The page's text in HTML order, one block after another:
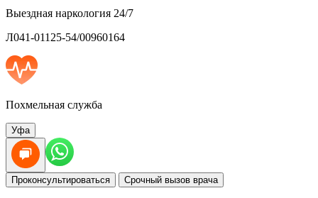
Выездная наркология 24/7
Л041-01125-54/00960164
Похмельная служба
Уфа
Проконсультироваться Срочный вызов врача